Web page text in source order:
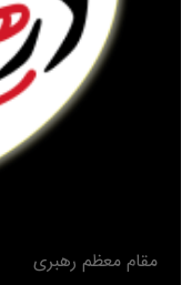
مقام معظم رهبری